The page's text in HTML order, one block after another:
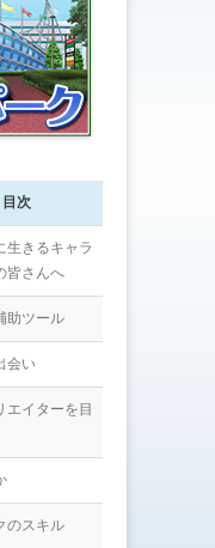
次
生きるキャラ
皆さんへ
助ツール
会い
エイターを目
のスキル